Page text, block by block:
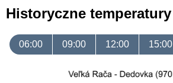
Historyczne temperatury
06:00 09:00 12:00 15:00